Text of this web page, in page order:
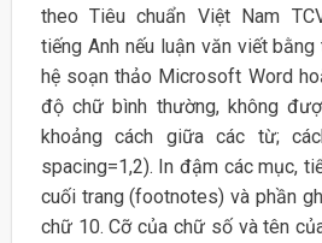
theo Tiêu chuẩn Việt Nam
tiếng Anh nếu luận văn viết
hệ soạn thảo Microsoft Word
độ chữ bình thường, không
khoảng cách giữa các từ;
spacing=1,2). In đậm các mục,
cuối trang (footnotes) và phần
chữ 10. Cỡ của chữ số và tên